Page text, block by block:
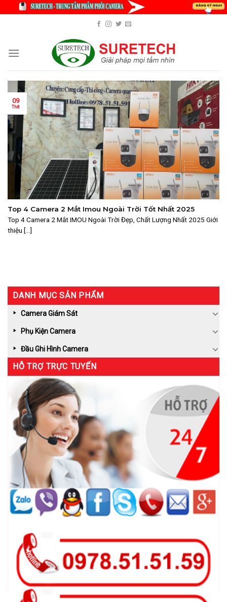
Top 4 Camera 2 Mắt Imou Ngoài Trời Tốt Nhất 2025
Top 4 Camera 2 Mắt IMOU Ngoài Trời Đẹp, Chất Lượng Nhất 2025 Giới
thiệu [...]
09
Th8
DANH MỤC SẢN PHẨM
Camera Giám Sát
Phụ Kiện Camera
Đầu Ghi Hình Camera
HỖ TRỢ TRỰC TUYẾN